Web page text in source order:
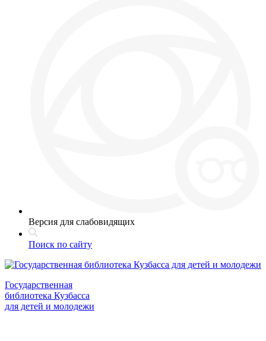
Версия для слабовидящих
Поиск по сайту
Государственная
библиотека Кузбасса
для детей и молодежи